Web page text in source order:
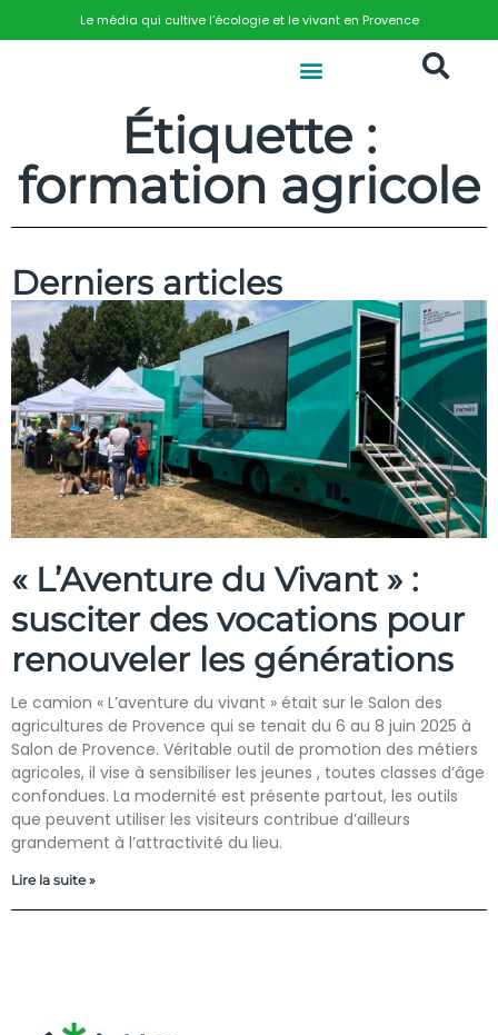
Le média qui cultive l’écologie et le vivant en Provence
Étiquette :
formation agricole
Derniers articles
« L’Aventure du Vivant » :
susciter des vocations pour
renouveler les générations
Le camion « L’aventure du vivant » était sur le Salon des
agricultures de Provence qui se tenait du 6 au 8 juin 2025 à
Salon de Provence. Véritable outil de promotion des métiers
agricoles, il vise à sensibiliser les jeunes , toutes classes d’âge
confondues. La modernité est présente partout, les outils
que peuvent utiliser les visiteurs contribue d’ailleurs
grandement à l’attractivité du lieu.
Lire la suite »